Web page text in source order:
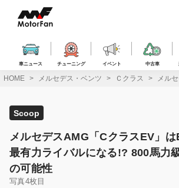
ス
車ニュース チューニング イベント 中古車
HOME メルセデス・ベンツ Ｃクラス メル
Scoop
メルセデスAMG「CクラスEV」
最有力ライバルになる!? 800馬力
の可能性
写真4枚目